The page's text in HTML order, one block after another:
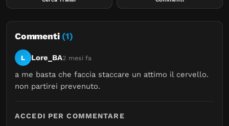
Commenti (1)
L Lore_BA2 mesi fa
a me basta che faccia staccare un attimo il cervello.
non partirei prevenuto.
ACCEDI PER COMMENTARE